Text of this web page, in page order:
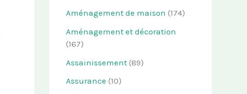
Aménagement de maison (174)
Aménagement et décoration
(167)
Assainissement (89)
Assurance (10)